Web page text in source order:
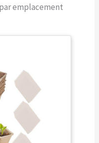
emplacement